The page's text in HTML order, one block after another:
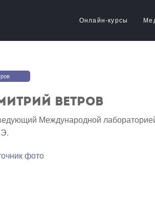
Онлайн-курсы
Ветров
Международной
фото